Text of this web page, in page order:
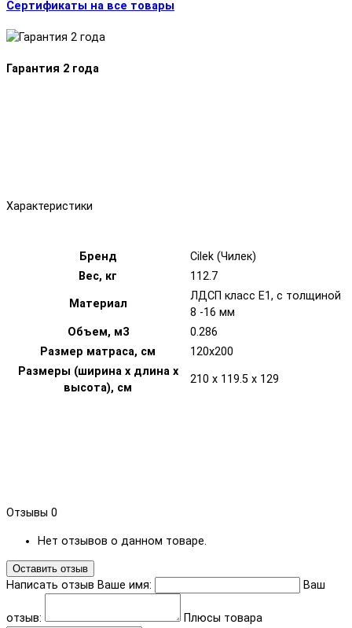
Сертификаты на все товары
Гарантия 2 года
Характеристики
Бренд
Cilek (Чилек)
Вес, кг
112.7
Материал
ЛДСП класс Е1, с толщиной
8 -16 мм
Объем, м3
0.286
Размер матраса, см
120х200
Размеры (ширина х длина х
высота), см
210 x 119.5 x 129
Отзывы 0
Нет отзывов о данном товаре.
Оставить отзыв
Написать отзыв Ваше имя: Ваш
отзыв: Плюсы товара